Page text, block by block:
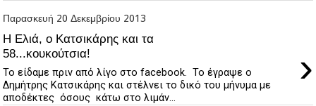
Παρασκευή 20 Δεκεμβρίου 2013
Η Ελιά, ο Κατσικάρης και τα
58...κουκούτσια!
›
Το είδαμε πριν από λίγο στο facebook. Το έγραψε ο
Δημήτρης Κατσικάρης και στέλνει το δικό του μήνυμα με
αποδέκτες όσους κάτω στο λιμάν...